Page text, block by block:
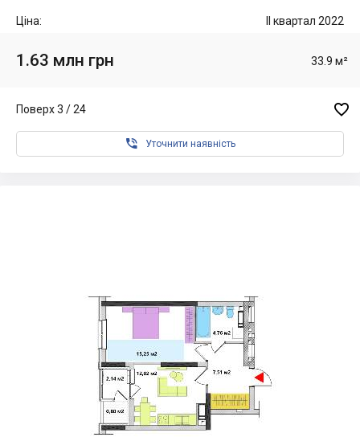
Ціна: II квартал 2022
1.63 млн грн 33.9 м²
Поверх 3 / 24 
 Уточнити наявність